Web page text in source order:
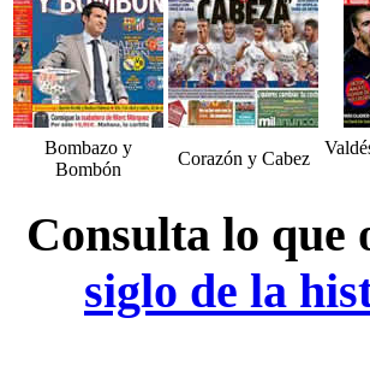
Bombazo y
Bombón
Corazón y Cabez
Consulta lo
siglo de la